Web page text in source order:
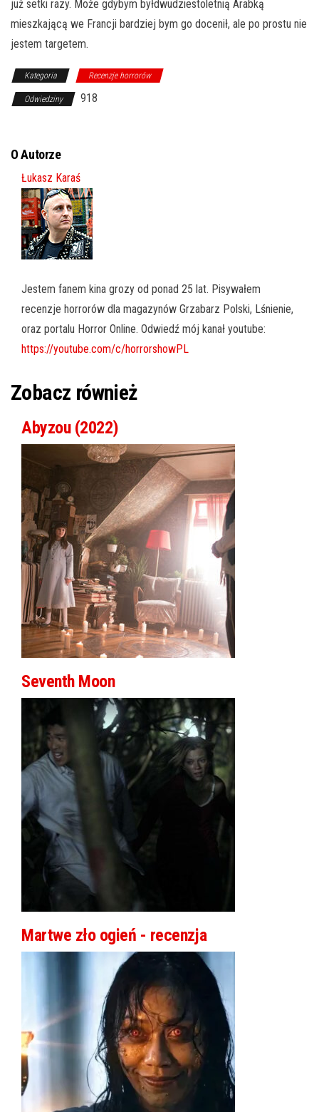
już setki razy. Może gdybym byłdwudziestoletnią Arabką
mieszkającą we Francji bardziej bym go docenił, ale po prostu nie
jestem targetem.
Kategoria Recenzje horrorów
Odwiedziny 918
O Autorze
Łukasz Karaś
Jestem fanem kina grozy od ponad 25 lat. Pisywałem
recenzje horrorów dla magazynów Grzabarz Polski, Lśnienie,
oraz portalu Horror Online. Odwiedź mój kanał youtube:
https://youtube.com/c/horrorshowPL
Zobacz również
Abyzou (2022)
Seventh Moon
Martwe zło ogień - recenzja